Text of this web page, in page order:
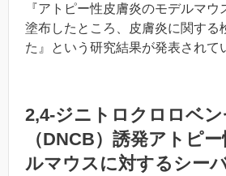
『アトピー性皮膚炎のモデルマ
塗布したところ、皮膚炎に関する
た』という研究結果が発表されて
2,4-ジニトロクロロベン
（DNCB）誘発アトピ
ルマウスに対するシー